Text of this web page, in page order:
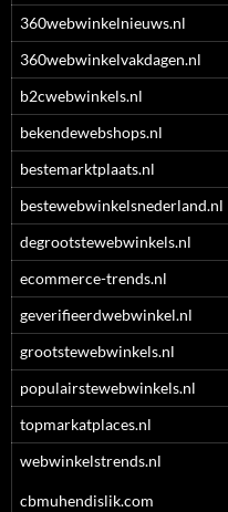
360webwinkelnieuws.nl
360webwinkelvakdagen.nl
b2cwebwinkels.nl
bekendewebshops.nl
bestemarktplaats.nl
bestewebwinkelsnederland.nl
degrootstewebwinkels.nl
ecommerce-trends.nl
geverifieerdwebwinkel.nl
grootstewebwinkels.nl
populairstewebwinkels.nl
topmarkatplaces.nl
webwinkelstrends.nl
cbmuhendislik.com